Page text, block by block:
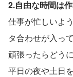
2.自由な時間は
仕事が忙しいよ
タ合わせが入っ
頑張ったらどう
平日の夜や土日